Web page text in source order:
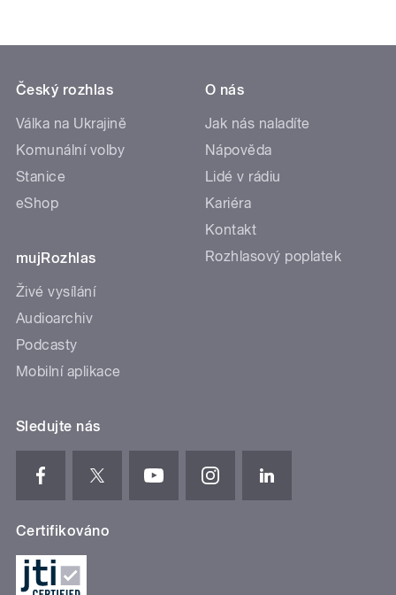
Český rozhlas
Válka na Ukrajině
Komunální volby
Stanice
eShop
mujRozhlas
Živé vysílání
Audioarchiv
Podcasty
Mobilní aplikace
O nás
Jak nás naladíte
Nápověda
Lidé v rádiu
Kariéra
Kontakt
Rozhlasový poplatek
Sledujte nás
Certifikováno